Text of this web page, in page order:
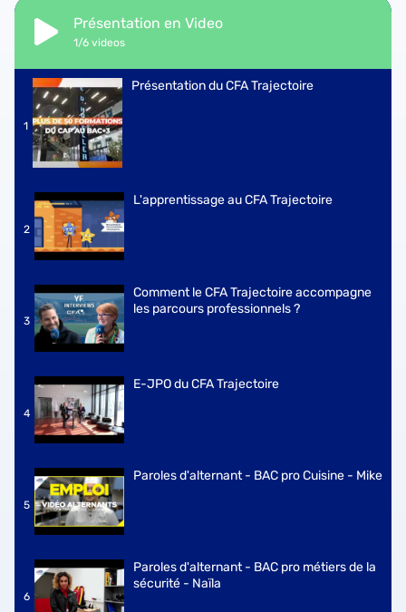
Présentation en Video
1/6 videos
1
Présentation du CFA Trajectoire
2
L'apprentissage au CFA Trajectoire
3
Comment le CFA Trajectoire accompagne
les parcours professionnels ?
4
E-JPO du CFA Trajectoire
5
Paroles d'alternant - BAC pro Cuisine - Mike
6
Paroles d'alternant - BAC pro métiers de la
sécurité - Naïla